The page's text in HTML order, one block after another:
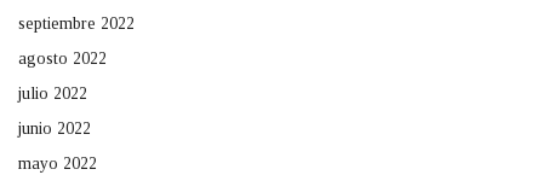
septiembre 2022
agosto 2022
julio 2022
junio 2022
mayo 2022